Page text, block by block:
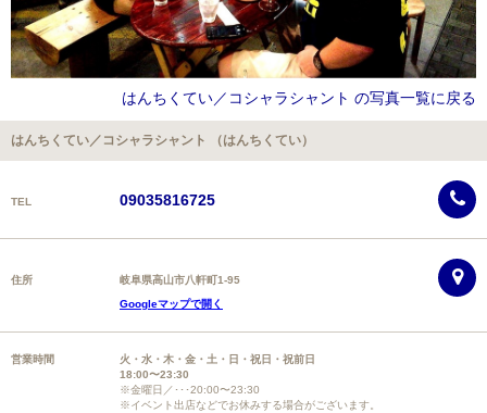
はんちくてい／コシャラシャント の写真一覧に戻る
はんちくてい／コシャラシャント （はんちくてい）
TEL 09035816725
住所
岐阜県高山市八軒町1-95
Googleマップで開く
営業時間
火・水・木・金・土・日・祝日・祝前日
18:00〜23:30
※金曜日／･･･20:00〜23:30
※イベント出店などでお休みする場合がございます。